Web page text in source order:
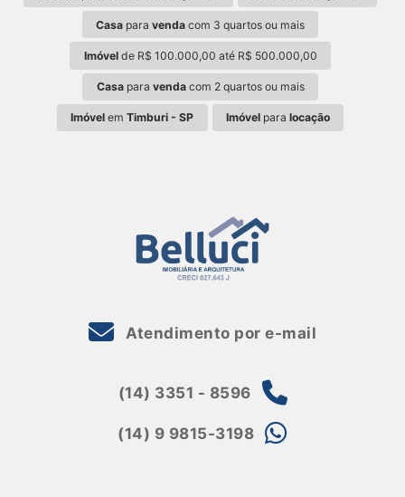
Casa para venda com 3 quartos ou mais
Imóvelde R$ 100.000,00 até R$ 500.000,00
Casapara vendacom 2 quartos ou mais
Imóvel emTimburi - SP Imóvelpara locação
Atendimento por e-mail
(14) 3351 - 8596
(14) 9 9815-3198